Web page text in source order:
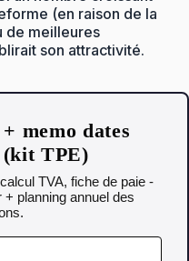
(en raison de la
de meilleures
son attractivité.
memo dates
(kit TPE)
TVA, fiche de paie -
planning annuel des